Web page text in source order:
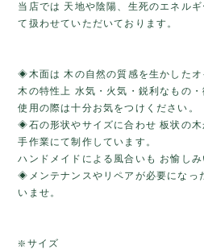
当店では 天地や陰陽、生死のエネル
て扱わせていただいております。
◈木面は 木の自然の質感を生かしたオ
木の特性上 水気・火気・鋭利なもの
使用の際は十分お気をつけください。
◈石の形状やサイズに合わせ 板状の
手作業にて制作しています。
ハンドメイドによる風合いも お愉しみ
◈メンテナンスやリペアが必要になっ
いませ。
❇️サイズ